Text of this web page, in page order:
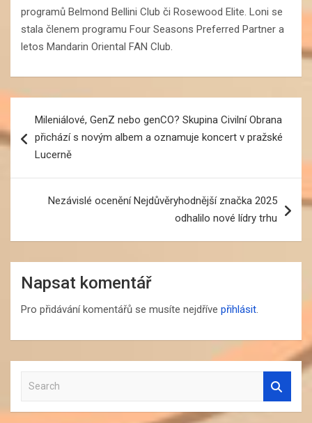
programů Belmond Bellini Club či Rosewood Elite. Loni se
stala členem programu Four Seasons Preferred Partner a
letos Mandarin Oriental FAN Club.
pro
příspěvek
Mileniálové, GenZ nebo genCO? Skupina Civilní Obrana
přichází s novým albem a oznamuje koncert v pražské
Lucerně
Nezávislé ocenění Nejdůvěryhodnější značka 2025
odhalilo nové lídry trhu
Napsat komentář
Pro přidávání komentářů se musíte nejdříve přihlásit.
a